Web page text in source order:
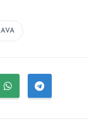
Jaa WhatsAppissa
Jaa